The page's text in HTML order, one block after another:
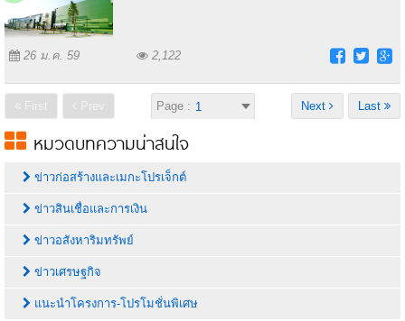
26 ม.ค. 59 2,122
First Prev Page : Last
Next
หมวดบทความน่าสนใจ
ข่าวก่อสร้างและเมกะโปรเจ็กต์
ข่าวสินเชื่อและการเงิน
ข่าวอสังหาริมทรัพย์
ข่าวเศรษฐกิจ
แนะนำโครงการ-โปรโมชั่นพิเศษ